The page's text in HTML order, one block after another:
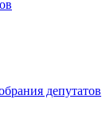
депутатов